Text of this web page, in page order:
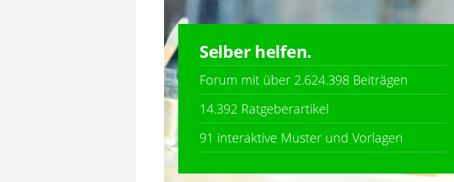
Selber helfen.
Forum mit über 2.624.398 Beiträgen
14.392 Ratgeberartikel
91 interaktive Muster und Vorlagen